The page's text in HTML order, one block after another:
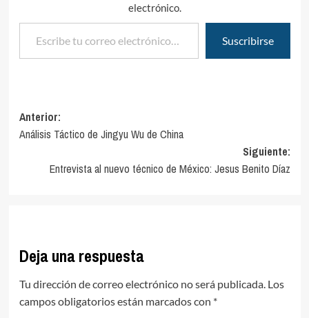
electrónico.
Escribe tu correo electrónico…
Suscribirse
Navegación
de
entradas
Anterior:
Análisis Táctico de Jingyu Wu de China
Siguiente:
Entrevista al nuevo técnico de México: Jesus Benito Díaz
Deja una respuesta
Tu dirección de correo electrónico no será publicada. Los
campos obligatorios están marcados con *